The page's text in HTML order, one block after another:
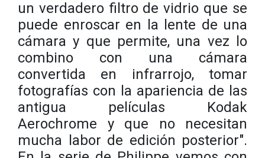
un verdadero filtro de vidrio que se
puede enroscar en la lente de una
cámara y que permite, una vez lo
combino con una cámara
convertida en infrarrojo, tomar
fotografías con la apariencia de las
antigua películas Kodak
Aerochrome y que no necesitan
mucha labor de edición posterior".